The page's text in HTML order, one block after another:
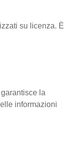
su licenza. È
la
informazioni